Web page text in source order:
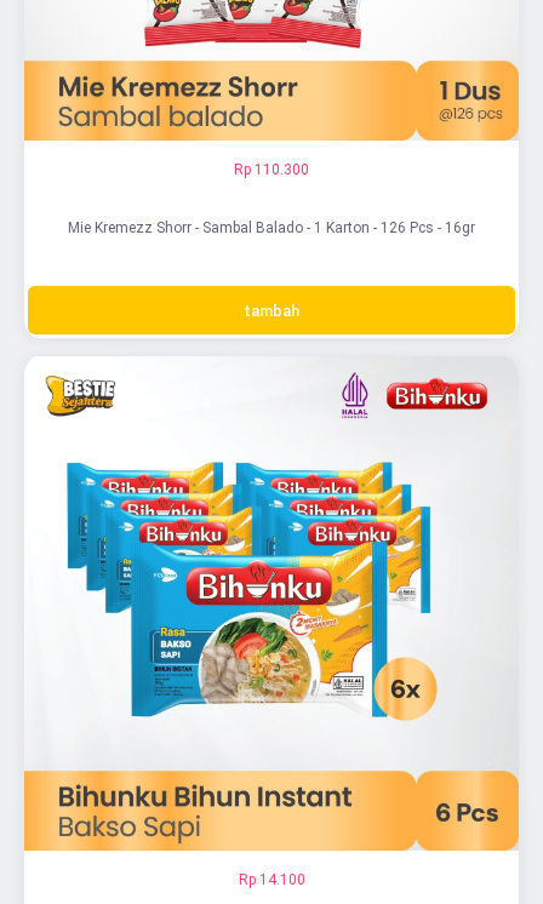
Rp 110.300
Mie Kremezz Shorr - Sambal Balado - 1 Karton - 126 Pcs - 16gr
tambah
Rp 14.100